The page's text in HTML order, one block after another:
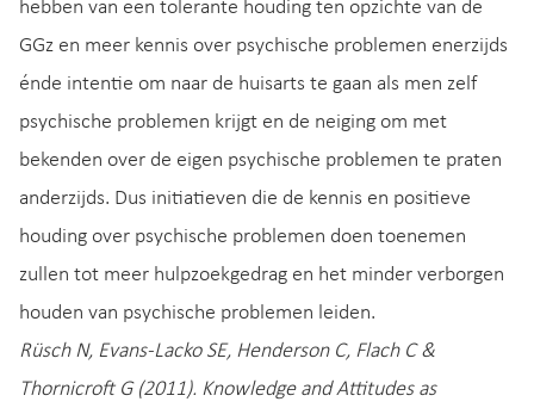
hebben van een tolerante houding ten opzichte van de
GGz en meer kennis over psychische problemen enerzijds
énde intentie om naar de huisarts te gaan als men zelf
psychische problemen krijgt en de neiging om met
bekenden over de eigen psychische problemen te praten
anderzijds. Dus initiatieven die de kennis en positieve
houding over psychische problemen doen toenemen
zullen tot meer hulpzoekgedrag en het minder verborgen
houden van psychische problemen leiden.
Rüsch N, Evans-Lacko SE, Henderson C, Flach C &
Thornicroft G (2011). Knowledge and Attitudes as